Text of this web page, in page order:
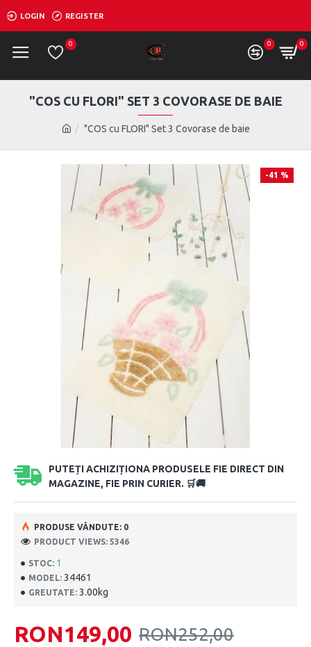
LOGIN REGISTER
0 0 0
"COS cu FLORI" Set 3 Covorase de baie
"COS CU FLORI" SET 3 COVORASE DE BAIE
-41 %
PUTEȚI ACHIZIȚIONA PRODUSELE FIE DIRECT DIN
MAGAZINE, FIE PRIN CURIER. 🛒🚚
STOC: 1
MODEL: 34461
GREUTATE: 3.00kg
PRODUSE VÂNDUTE: 0
PRODUCT VIEWS: 5346
RON149,00 RON252,00